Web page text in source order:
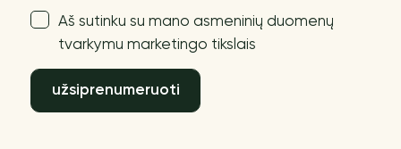
Aš sutinku su mano asmeninių duomenų
tvarkymu marketingo tikslais
užsiprenumeruoti